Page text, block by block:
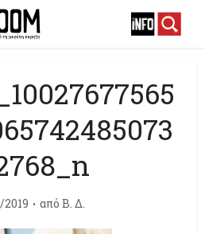
από Β. Δ.